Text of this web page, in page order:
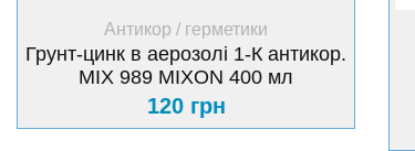
+ Купити
Антикор / герметики
Грунт-цинк в аерозолі 1-К антикор.
МІХ 989 MIXON 400 мл
120 грн